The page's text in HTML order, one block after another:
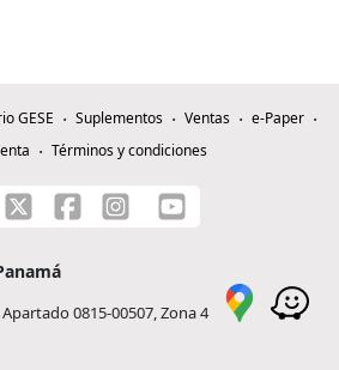
GESE Suplementos Ventas
e-Paper
Términos y condiciones
0815-00507, Zona 4